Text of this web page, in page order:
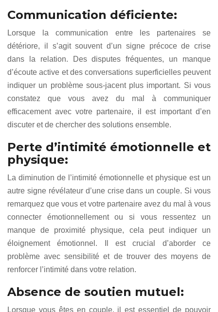
Communication déficiente:
Lorsque la communication entre les partenaires se
détériore, il s’agit souvent d’un signe précoce de crise
dans la relation. Des disputes fréquentes, un manque
d’écoute active et des conversations superficielles peuvent
indiquer un problème sous-jacent plus important. Si vous
constatez que vous avez du mal à communiquer
efficacement avec votre partenaire, il est important d’en
discuter et de chercher des solutions ensemble.
Perte d’intimité émotionnelle et
physique:
La diminution de l’intimité émotionnelle et physique est un
autre signe révélateur d’une crise dans un couple. Si vous
remarquez que vous et votre partenaire avez du mal à vous
connecter émotionnellement ou si vous ressentez un
manque de proximité physique, cela peut indiquer un
éloignement émotionnel. Il est crucial d’aborder ce
problème avec sensibilité et de trouver des moyens de
renforcer l’intimité dans votre relation.
Absence de soutien mutuel:
Lorsque vous êtes en couple, il est essentiel de pouvoir